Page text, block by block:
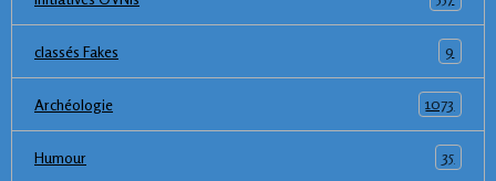
classés Fakes 9
Archéologie 1073
Humour 35